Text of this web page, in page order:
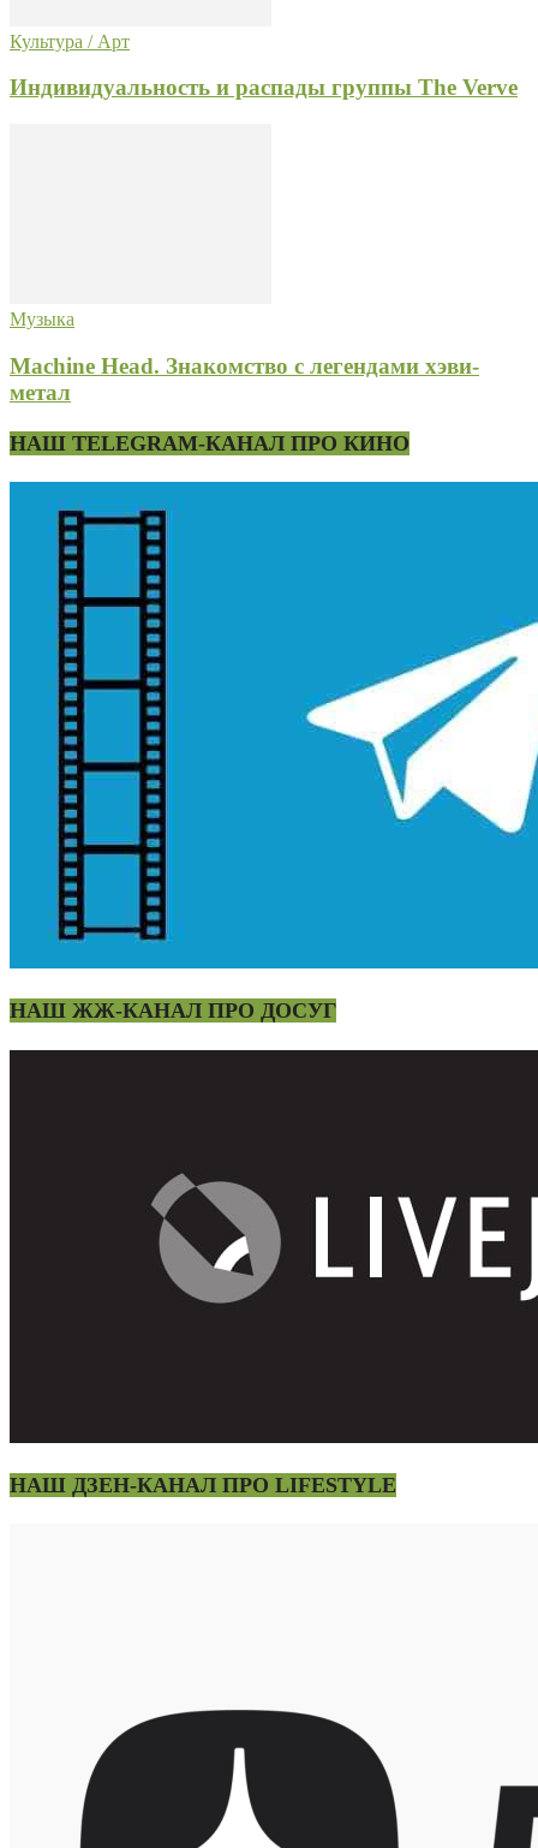
Культура / Арт
Индивидуальность и распады группы The Verve
Музыка
Machine Head. Знакомство с легендами хэви-
метал
НАШ TELEGRAM-КАНАЛ ПРО КИНО
НАШ ЖЖ-КАНАЛ ПРО ДОСУГ
НАШ ДЗЕН-КАНАЛ ПРО LIFESTYLE